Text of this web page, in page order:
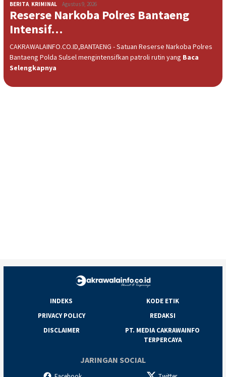
BERITA, KRIMINAL Agustus 9, 2026
Reserse Narkoba Polres Bantaeng
Intensif…
CAKRAWALAINFO.CO.ID,BANTAENG - Satuan Reserse Narkoba Polres
Bantaeng Polda Sulsel mengintensifkan patroli rutin yang Baca
Selengkapnya
INDEKS
KODE ETIK
PRIVACY POLICY
REDAKSI
DISCLAIMER
PT. MEDIA CAKRAWAINFO
TERPERCAYA
JARINGAN SOCIAL